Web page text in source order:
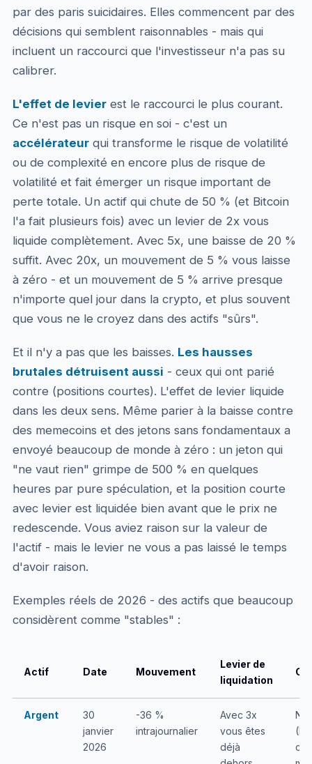
par des paris suicidaires. Elles commencent par des
décisions qui semblent raisonnables - mais qui
incluent un raccourci que l'investisseur n'a pas su
calibrer.
L'effet de levierest le raccourci le plus courant.
Ce n'est pas un risque en soi - c'est un
accélérateurqui transforme le risque de volatilité
ou de complexité en encore plus de risque de
volatilité et fait émerger un risque important de
perte totale. Un actif qui chute de 50 % (et Bitcoin
l'a fait plusieurs fois) avec un levier de 2x vous
liquide complètement. Avec 5x, une baisse de 20 %
suffit. Avec 20x, un mouvement de 5 % vous laisse
à zéro - et un mouvement de 5 % arrive presque
n'importe quel jour dans la crypto, et plus souvent
que vous ne le croyez dans des actifs "sûrs".
Et il n'y a pas que les baisses. Les hausses
brutales détruisent aussi - ceux qui ont parié
contre (positions courtes). L'effet de levier liquide
dans les deux sens. Même parier à la baisse contre
des memecoins et des jetons sans fondamentaux a
envoyé beaucoup de monde à zéro : un jeton qui
"ne vaut rien" grimpe de 500 % en quelques
heures par pure spéculation, et la position courte
avec levier est liquidée bien avant que le prix ne
redescende. Vous aviez raison sur la valeur de
l'actif - mais le levier ne vous a pas laissé le temps
d'avoir raison.
Exemples réels de 2026 - des actifs que beaucoup
considèrent comme "stables" :
Actif Date Mouvement
Levier de
liquidation
Argent
30
janvier
2026
-36 %
intrajournalier
Avec 3x
vous êtes
déjà